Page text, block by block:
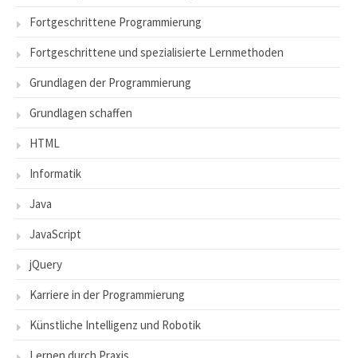
Fortgeschrittene Programmierung
Fortgeschrittene und spezialisierte Lernmethoden
Grundlagen der Programmierung
Grundlagen schaffen
HTML
Informatik
Java
JavaScript
jQuery
Karriere in der Programmierung
Künstliche Intelligenz und Robotik
Lernen durch Praxis